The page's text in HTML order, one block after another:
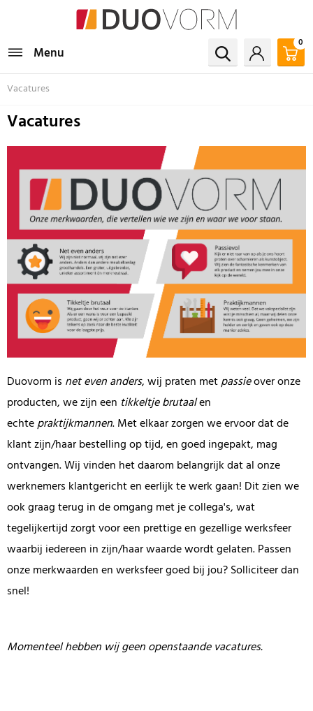
Menu
0
Vacatures
Vacatures
Duovorm is net even anders, wij praten metpassieover onze
producten, we zijn een tikkeltje brutaalen
echtepraktijkmannen. Met elkaar zorgen we ervoor dat de
klant zijn/haar bestelling op tijd, en goed ingepakt, mag
ontvangen. Wij vinden het daarom belangrijk dat al onze
werknemers klantgericht en eerlijk te werk gaan! Dit zien we
ook graag terug in de omgang met je collega's, wat
tegelijkertijd zorgt voor een prettige en gezellige werksfeer
waarbij iedereen in zijn/haar waarde wordt gelaten. Passen
onze merkwaarden en werksfeer goed bij jou? Solliciteer dan
snel!
Momenteel hebben wij geen openstaande vacatures.